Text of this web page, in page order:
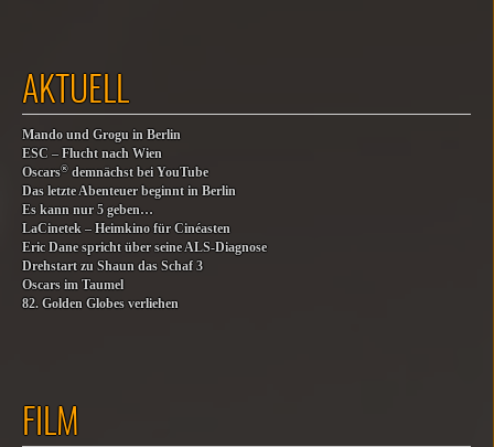
AKTUELL
Mando und Grogu in Berlin
ESC – Flucht nach Wien
Oscars® demnächst bei YouTube
Das letzte Abenteuer beginnt in Berlin
Es kann nur 5 geben…
LaCinetek – Heimkino für Cinéasten
Eric Dane spricht über seine ALS-Diagnose
Drehstart zu Shaun das Schaf 3
Oscars im Taumel
82. Golden Globes verliehen
FILM